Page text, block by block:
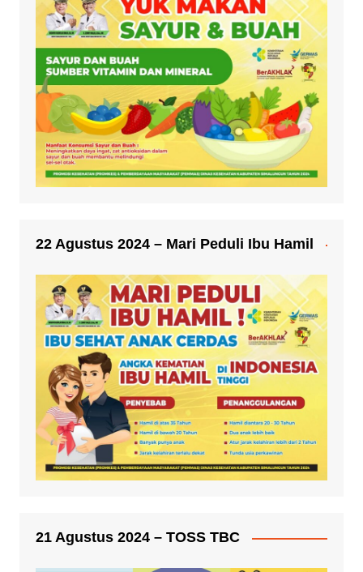
22 Agustus 2024 – Mari Peduli Ibu Hamil
21 Agustus 2024 – TOSS TBC